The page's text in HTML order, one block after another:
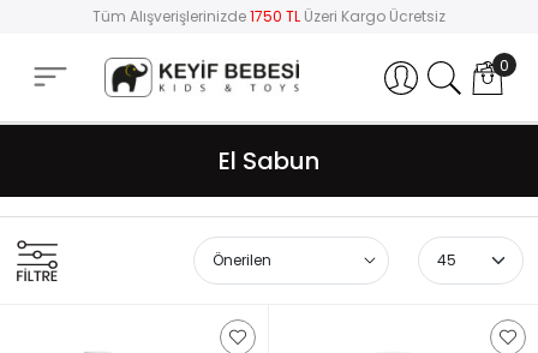
Tüm Alışverişlerinizde1750 TL Üzeri Kargo Ücretsiz
Hesabım 0
El Sabun